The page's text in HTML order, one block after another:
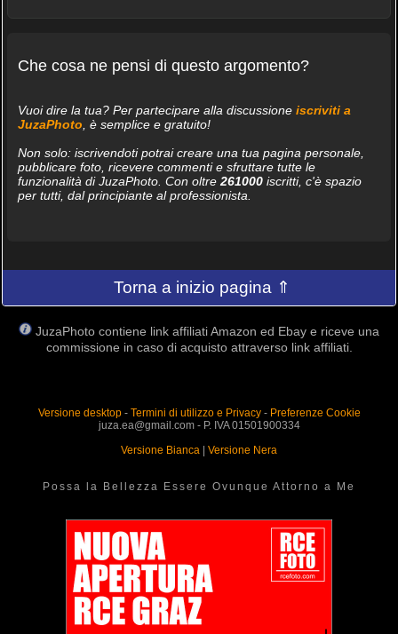
Che cosa ne pensi di questo argomento?
Vuoi dire la tua? Per partecipare alla discussione iscriviti a
JuzaPhoto , è semplice e gratuito!
Non solo: iscrivendoti potrai creare una tua pagina personale,
pubblicare foto, ricevere commenti e sfruttare tutte le
funzionalità di JuzaPhoto. Con oltre 261000iscritti, c'è spazio
per tutti, dal principiante al professionista.
Torna a inizio pagina ⇑
JuzaPhoto contiene link affiliati Amazon ed Ebay e riceve una
commissione in caso di acquisto attraverso link affiliati.
Versione desktop- Termini di utilizzo e Privacy- Preferenze Cookie
juza.ea@gmail.com - P. IVA 01501900334
Versione Bianca | Versione Nera
Possa la Bellezza Essere Ovunque Attorno a Me